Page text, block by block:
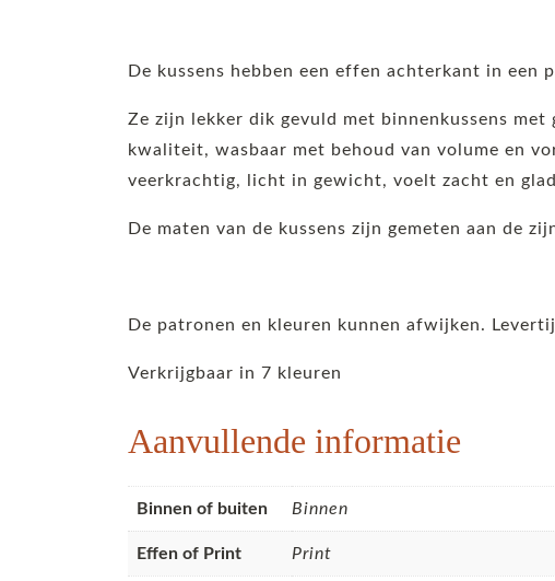
De kussens hebben een effen achterkant in een
Ze zijn lekker dik gevuld met binnenkussens met
kwaliteit, wasbaar met behoud van volume en
veerkrachtig, licht in gewicht, voelt zacht en
De maten van de kussens zijn gemeten aan de
De patronen en kleuren kunnen afwijken.
Verkrijgbaar in 7 kleuren
Aanvullende informatie
Binnen of buiten Binnen
Effen of Print Print